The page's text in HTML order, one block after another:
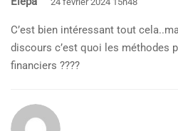
C’est bien intéressant tout
discours c’est quoi les méthodes
financiers ????